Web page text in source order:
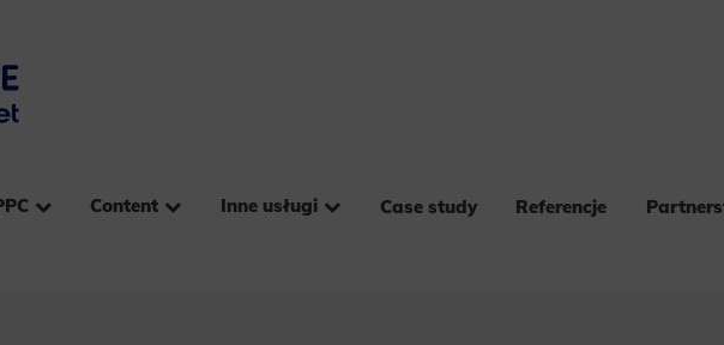
Content Inne usługi Case study Referencje